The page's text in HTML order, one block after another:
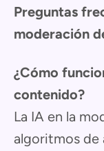
Preguntas
moderación
¿Cómo
contenido?
La IA en la
algoritmos de